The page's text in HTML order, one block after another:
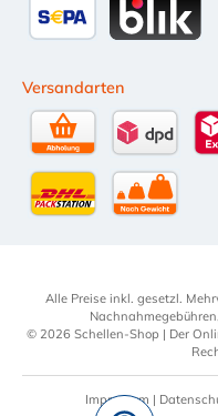
Versandarten
DPD
Selbstabholung
Alle Preise inkl. gesetzl.
© 2026 Schellen-Shop | Der
Impressum |